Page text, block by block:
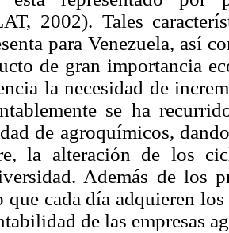
2002). Tales
para Venezuela, así
de gran importancia
la necesidad de
se ha
de agroquímicos,
la alteración de los
Además de los
que cada día adquieren
de las empresas